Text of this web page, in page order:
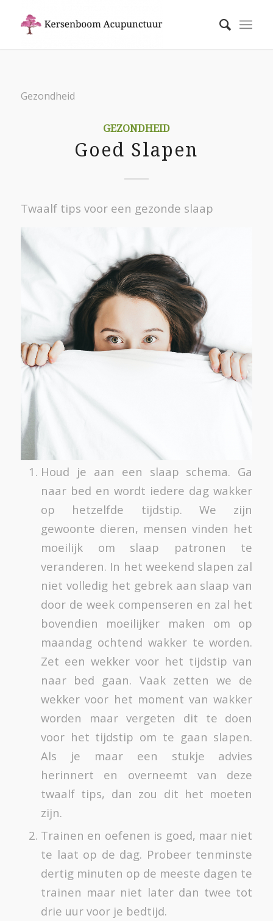
Gezondheid
GEZONDHEID
Goed Slapen
Twaalf tips voor een gezonde slaap
Houd je aan een slaap schema. Ga
naar bed en wordt iedere dag wakker
op hetzelfde tijdstip. We zijn
gewoonte dieren, mensen vinden het
moeilijk om slaap patronen te
veranderen. In het weekend slapen zal
niet volledig het gebrek aan slaap van
door de week compenseren en zal het
bovendien moeilijker maken om op
maandag ochtend wakker te worden.
Zet een wekker voor het tijdstip van
naar bed gaan. Vaak zetten we de
wekker voor het moment van wakker
worden maar vergeten dit te doen
voor het tijdstip om te gaan slapen.
Als je maar een stukje advies
herinnert en overneemt van deze
twaalf tips, dan zou dit het moeten
zijn.
Trainen en oefenen is goed, maar niet
te laat op de dag. Probeer tenminste
dertig minuten op de meeste dagen te
trainen maar niet later dan twee tot
drie uur voor je bedtijd.